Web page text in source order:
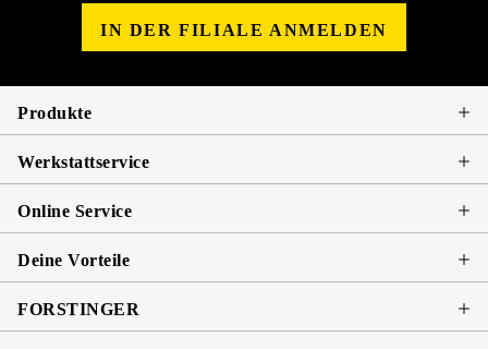
IN DER FILIALE ANMELDEN
Produkte
Werkstattservice
Online Service
Deine Vorteile
FORSTINGER